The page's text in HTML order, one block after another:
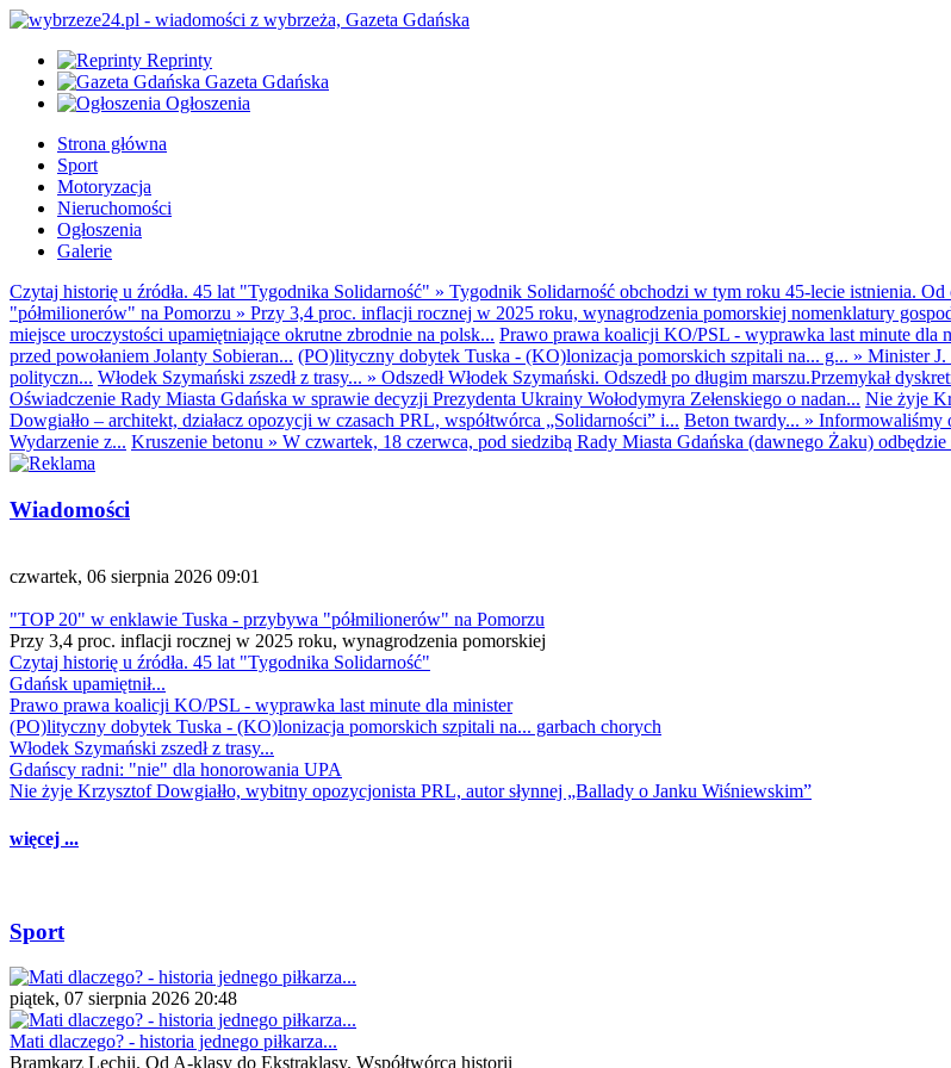
Reprinty
Gazeta Gdańska
Ogłoszenia
Strona główna
Sport
Motoryzacja
Nieruchomości
Ogłoszenia
Galerie
Czytaj historię u źródła. 45 lat "Tygodnika Solidarność" » Tygodnik Solidarność obchodzi w tym roku 45-lecie istnienia.
"półmilionerów" na Pomorzu » Przy 3,4 proc. inflacji rocznej w 2025 roku, wynagrodzenia pomorskiej nomenklatury
miejsce uroczystości upamiętniające okrutne zbrodnie na polsk... Prawo prawa koalicji KO/PSL - wyprawka last minute dla
przed powołaniem Jolanty Sobieran... (PO)lityczny dobytek Tuska - (KO)lonizacja pomorskich szpitali na... g... » Minister
polityczn... Włodek Szymański zszedł z trasy... » Odszedł Włodek Szymański. Odszedł po długim marszu.Przemykał
Oświadczenie Rady Miasta Gdańska w sprawie decyzji Prezydenta Ukrainy Wołodymyra Zełenskiego o nadan... Nie żyje
Dowgiałło – architekt, działacz opozycji w czasach PRL, współtwórca „Solidarności” i... Beton twardy... » Informowaliśmy
Wydarzenie z... Kruszenie betonu » W czwartek, 18 czerwca, pod siedzibą Rady Miasta Gdańska (dawnego Żaku)
Wiadomości
czwartek, 06 sierpnia 2026 09:01
"TOP 20" w enklawie Tuska - przybywa "półmilionerów" na Pomorzu
Przy 3,4 proc. inflacji rocznej w 2025 roku, wynagrodzenia pomorskiej
Czytaj historię u źródła. 45 lat "Tygodnika Solidarność"
Gdańsk upamiętnił...
Prawo prawa koalicji KO/PSL - wyprawka last minute dla minister
(PO)lityczny dobytek Tuska - (KO)lonizacja pomorskich szpitali na... garbach chorych
Włodek Szymański zszedł z trasy...
Gdańscy radni: "nie" dla honorowania UPA
Nie żyje Krzysztof Dowgiałło, wybitny opozycjonista PRL, autor słynnej „Ballady o Janku Wiśniewskim”
więcej ...
Sport
piątek, 07 sierpnia 2026 20:48
Mati dlaczego? - historia jednego piłkarza...
Bramkarz Lechii. Od A-klasy do Ekstraklasy. Współtwórca historii